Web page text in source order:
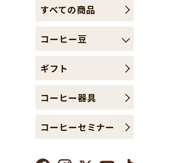
すべての商品
コーヒー豆
ギフト
コーヒー器具
コーヒーセミナー